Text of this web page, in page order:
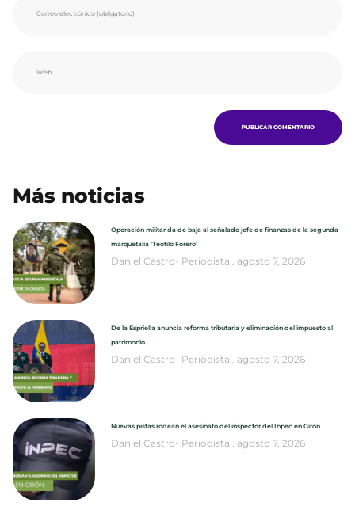
Más noticias
Operación militar da de baja al señalado jefe de finanzas de la segunda
marquetalia ‘Teófilo Forero’
Daniel Castro- Periodista agosto 7, 2026
De la Espriella anuncia reforma tributaria y eliminación del impuesto al
patrimonio
Daniel Castro- Periodista agosto 7, 2026
Nuevas pistas rodean el asesinato del inspector del Inpec en Girón
Daniel Castro- Periodista agosto 7, 2026